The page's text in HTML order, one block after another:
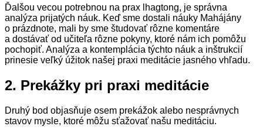
Ďalšou vecou potrebnou na prax lhagtong, je správna
analýza prijatých náuk. Keď sme dostali náuky Mahájány
o prázdnote, mali by sme študovať rôzne komentáre
a dostávať od učiteľa rôzne pokyny, ktoré nám ich pomôžu
pochopiť. Analýza a kontemplácia týchto náuk a inštrukcií
prinesie veľký úžitok našej praxi meditácie jasného vhľadu.
2. Prekážky pri praxi meditácie
Druhý bod objasňuje osem prekážok alebo nesprávnych
stavov mysle, ktoré môžu sťažovať našu meditáciu.